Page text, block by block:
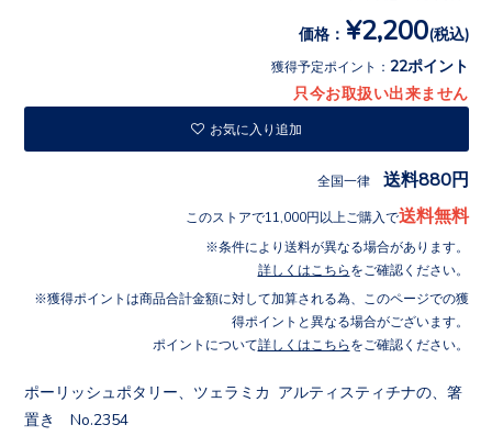
価格： ¥2,200(税込)
獲得予定ポイント： 22ポイント
只今お取扱い出来ません
お気に入り追加
全国一律 送料880円
このストアで11,000円以上ご購入で送料無料
条件により送料が異なる場合があります。
詳しくはこちら をご確認ください。
獲得ポイントは商品合計金額に対して加算される為、このページでの獲
得ポイントと異なる場合がございます。
ポイントについて詳しくはこちら をご確認ください。
ポーリッシュポタリー、ツェラミカ アルティスティチナの、箸
置き No.2354